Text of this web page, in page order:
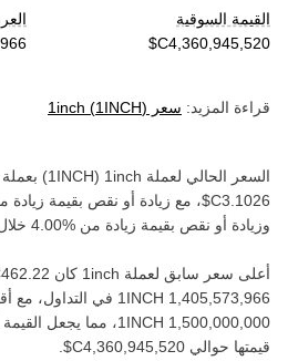
القيمة السوقية
قراءة المزيد: سعر 1inch (1INCH)
السعر الحالي لعملة ‏ 1inch
(‏
1INCH) بعملة ‏
، مع زيادة أو نقص بقيمة ‏ زيادة
وزيادة أو نقص بقيمة ‏ زيادة من ‏
أعلى سعر سابق لعملة ‏ 1inch كان ‏
في التداول، مع
، مما يجعل القيمة
قيمتها حوالي ‏